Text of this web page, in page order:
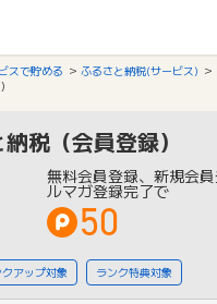
スで貯める
ふるさと納税(サービス)
税（会員登録）
無料会員登録、新規会
ルマガ登録完了で
50
クアップ対象 ランク特典対象